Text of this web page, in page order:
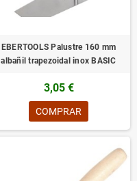
EBERTOOLS Palustre 160 mm
albañil trapezoidal inox BASIC
3,05 €
COMPRAR